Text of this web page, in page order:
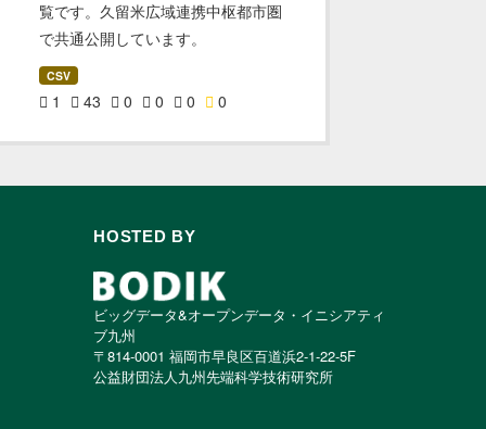
覧です。久留米広域連携中枢都市圏
で共通公開しています。
CSV
1 43 0 0 0 0
HOSTED BY
ビッグデータ&オープンデータ・イニシアティ
ブ九州
〒814-0001 福岡市早良区百道浜2-1-22-5F
公益財団法人九州先端科学技術研究所